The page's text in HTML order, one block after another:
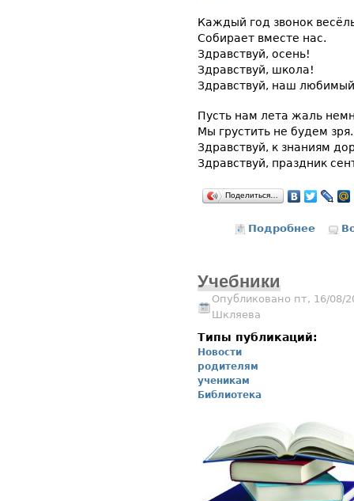
Каждый год звонок
Собирает вместе нас.
Здравствуй, осень!
Здравствуй, школа!
Здравствуй, наш
Пусть нам лета жаль
Мы грустить не будем зря.
Здравствуй, к знаниям
Здравствуй, праздник
Поделиться…
Подробнее о С
Учебники
Опубликовано пт, 16/08/
Шкляева
Типы публикаций:
Новости
родителям
ученикам
Библиотека